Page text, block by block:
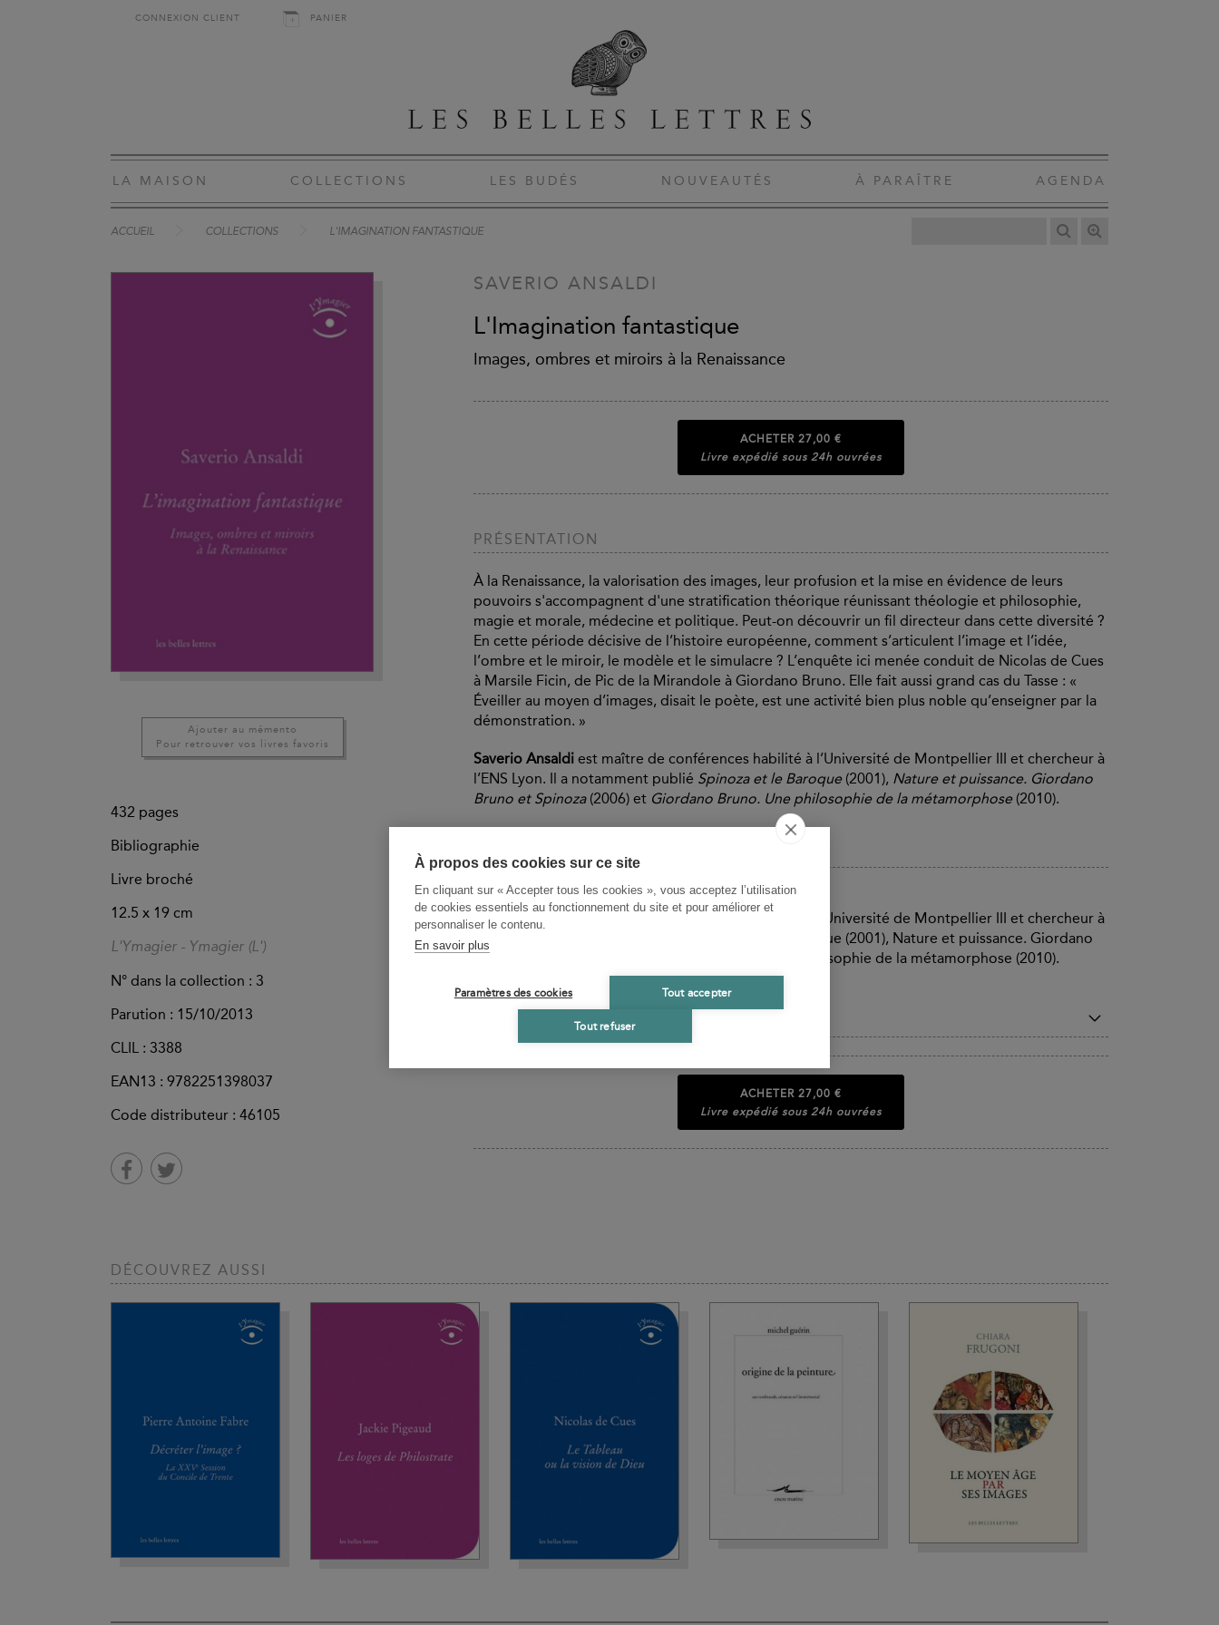
À propos des cookies sur ce site
En cliquant sur « Accepter tous les cookies », vous acceptez l’utilisation
de cookies essentiels au fonctionnement du site et pour améliorer et
personnaliser le contenu.
En savoir plus
Paramètres des cookies Tout accepter
Tout refuser
CONNEXION CLIENT PANIER
LA MAISON COLLECTIONS LES BUDÉS NOUVEAUTÉS À PARAÎTRE AGENDA
ACCUEIL COLLECTIONS L'IMAGINATION FANTASTIQUE
Ajouter au mémento
Pour retrouver vos livres favoris
432 pages
Bibliographie
Livre broché
12.5 x 19 cm
L'Ymagier - Ymagier (L')
N° dans la collection : 3
Parution : 15/10/2013
CLIL : 3388
EAN13 : 9782251398037
Code distributeur : 46105
SAVERIO ANSALDI
L'Imagination fantastique
Images, ombres et miroirs à la Renaissance
ACHETER 27,00 €
Livre expédié sous 24h ouvrées
PRÉSENTATION
À la Renaissance, la valorisation des images, leur profusion et la mise en évidence de leurs
pouvoirs s'accompagnent d'une stratification théorique réunissant théologie et philosophie,
magie et morale, médecine et politique. Peut-on découvrir un fil directeur dans cette diversité ?
En cette période décisive de l’histoire européenne, comment s’articulent l’image et l’idée,
l’ombre et le miroir, le modèle et le simulacre ? L’enquête ici menée conduit de Nicolas de Cues
à Marsile Ficin, de Pic de la Mirandole à Giordano Bruno. Elle fait aussi grand cas du Tasse : «
Éveiller au moyen d’images, disait le poète, est une activité bien plus noble qu’enseigner par la
démonstration. »
Saverio Ansaldi est maître de conférences habilité à l’Université de Montpellier III et chercheur à
l’ENS Lyon. Il a notamment publié Spinoza et le Baroque(2001), Nature et puissance. Giordano
Bruno et Spinoza (2006) et Giordano Bruno. Une philosophie de la métamorphose(2010).
BIOGRAPHIES CONTRIBUTEURS
Saverio Ansaldi
Saverio Ansaldi est maître de conférences habilité à l'Université de Montpellier III et chercheur à
l’ENS Lyon. Il a notamment publié Spinoza et le Baroque (2001), Nature et puissance. Giordano
Bruno et Spinoza (2006) et Giordano Bruno. Une philosophie de la métamorphose (2010).
TABLE DES MATIÈRES
ACHETER 27,00 €
Livre expédié sous 24h ouvrées
DÉCOUVREZ AUSSI